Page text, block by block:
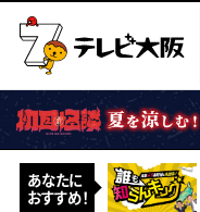
あなたに
おすすめ！